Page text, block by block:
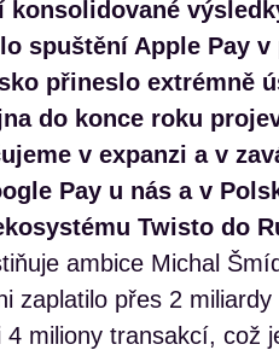
konsolidované
spuštění Apple Pay
přineslo extrémně
do konce roku
v expanzi a v
Pay u nás a v
Twisto do
ambice Michal
zaplatilo přes 2
4 miliony transakcí, což